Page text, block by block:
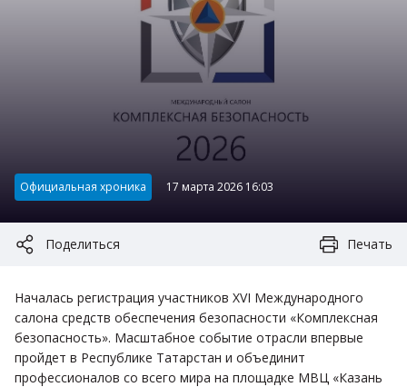
Категория:
Официальная хроника 17 марта 2026 16:03
Поделиться Печать
Началась регистрация участников XVI Международного
салона средств обеспечения безопасности «Комплексная
безопасность». Масштабное событие отрасли впервые
пройдет в Республике Татарстан и объединит
профессионалов со всего мира на площадке МВЦ «Казань